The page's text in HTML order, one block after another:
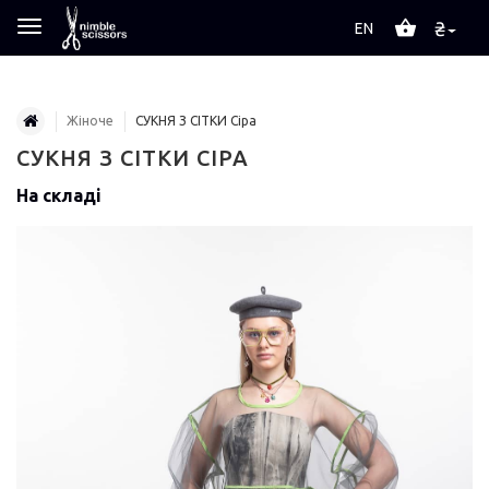
₴
EN
Жіноче СУКНЯ З СІТКИ Сіра
СУКНЯ З СІТКИ СІРА
На складі